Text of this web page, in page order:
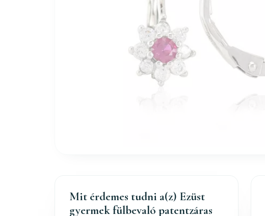
Mit érdemes tudni a(z) Ezüst
gyermek fülbevaló patentzáras